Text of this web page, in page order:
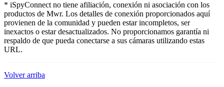
* iSpyConnect no tiene afiliación, conexión ni asociación con los
productos de Mwr. Los detalles de conexión proporcionados aquí
provienen de la comunidad y pueden estar incompletos, ser
inexactos o estar desactualizados. No proporcionamos garantía ni
respaldo de que pueda conectarse a sus cámaras utilizando estas
URL.
Volver arriba